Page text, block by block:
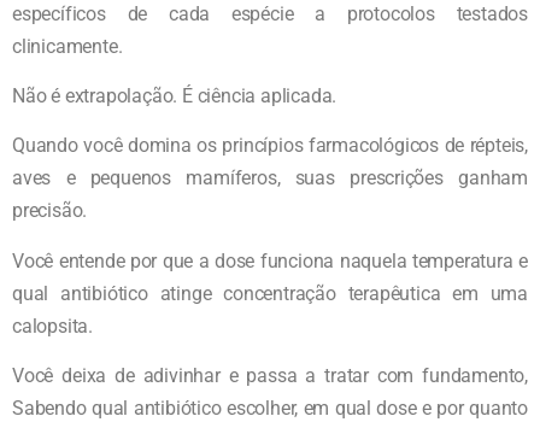
específicos de cada espécie a protocolos testados
clinicamente.
Não é extrapolação. É ciência aplicada.
Quando você domina os princípios farmacológicos de répteis,
aves e pequenos mamíferos, suas prescrições ganham
precisão.
Você entende por que a dose funciona naquela temperatura e
qual antibiótico atinge concentração terapêutica em uma
calopsita.
Você deixa de adivinhar e passa a tratar com fundamento,
Sabendo qual antibiótico escolher, em qual dose e por quanto